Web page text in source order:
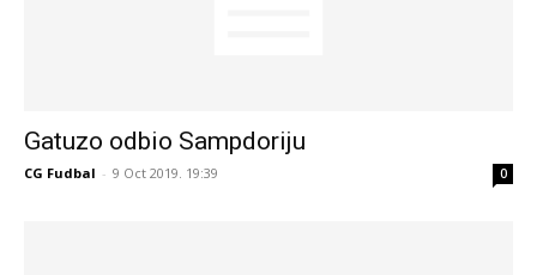
Gatuzo odbio Sampdoriju
CG Fudbal - 9 Oct 2019. 19:39 0